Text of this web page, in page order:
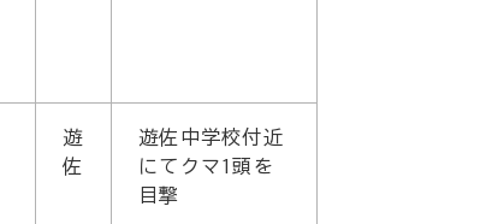
遊
佐
遊佐中学校付近
にてクマ1頭を
目撃